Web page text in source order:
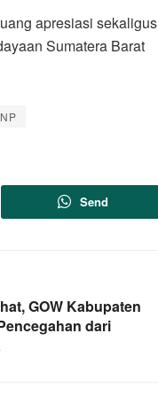
apresiasi sekaligus
Sumatera Barat
Send
GOW Kabupaten
dari